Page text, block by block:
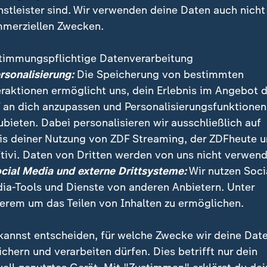
SPD-Fraktionschef Rolf Mützenich fordert
Staat, um die Herausforderungen der Zukunft zu
sind. Wir verwenden deine Daten auch nicht
Zwecken.
Datenverarbeitung
Die Speicherung von bestimmten
ermöglicht uns, dein Erlebnis im Angebot
an dich anzupassen und Personalisierungsfunktionen
Dabei personalisieren wir ausschließlich auf
deiner Nutzung von ZDF Streaming, der ZDFheute
Daten von Dritten werden von uns nicht
Media und externe Drittsysteme:Wir nutzen
Tools und Dienste von anderen Anbietern. Unter
um das Teilen von Inhalten zu ermöglichen.
entscheiden, für welche Zwecke wir deine
und verarbeiten dürfen. Dies betrifft nur dein